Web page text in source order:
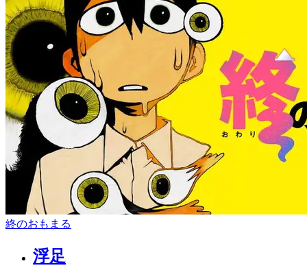
終のおもまる
浮足